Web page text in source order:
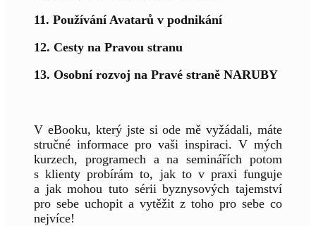
11. Používání Avatarů v podnikání
12. Cesty na Pravou stranu
13. Osobní rozvoj na Pravé straně NARUBY
V eBooku, který jste si ode mě vyžádali, máte
stručné informace pro vaši inspiraci. V mých
kurzech, programech a na seminářích potom
s klienty probírám to, jak to v praxi funguje
a jak mohou tuto sérii byznysových tajemství
pro sebe uchopit a vytěžit z toho pro sebe co
nejvíce!